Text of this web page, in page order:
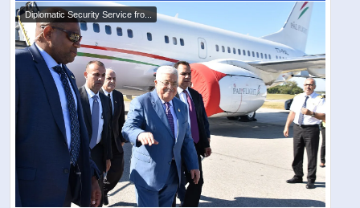
Diplomatic Security Service fro...